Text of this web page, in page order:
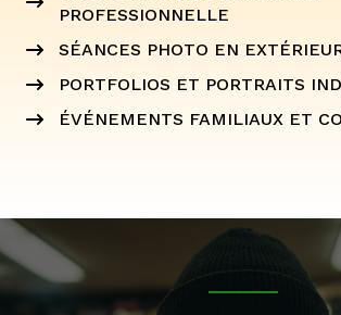
PROFESSIONNELLE
SÉANCES PHOTO EN
PORTFOLIOS ET PORTRAITS
ÉVÉNEMENTS FAMILIAUX ET